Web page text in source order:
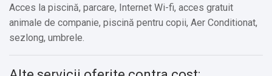
Acces la piscină, parcare, Internet Wi-fi, acces gratuit
animale de companie, piscină pentru copii, Aer Conditionat,
sezlong, umbrele.